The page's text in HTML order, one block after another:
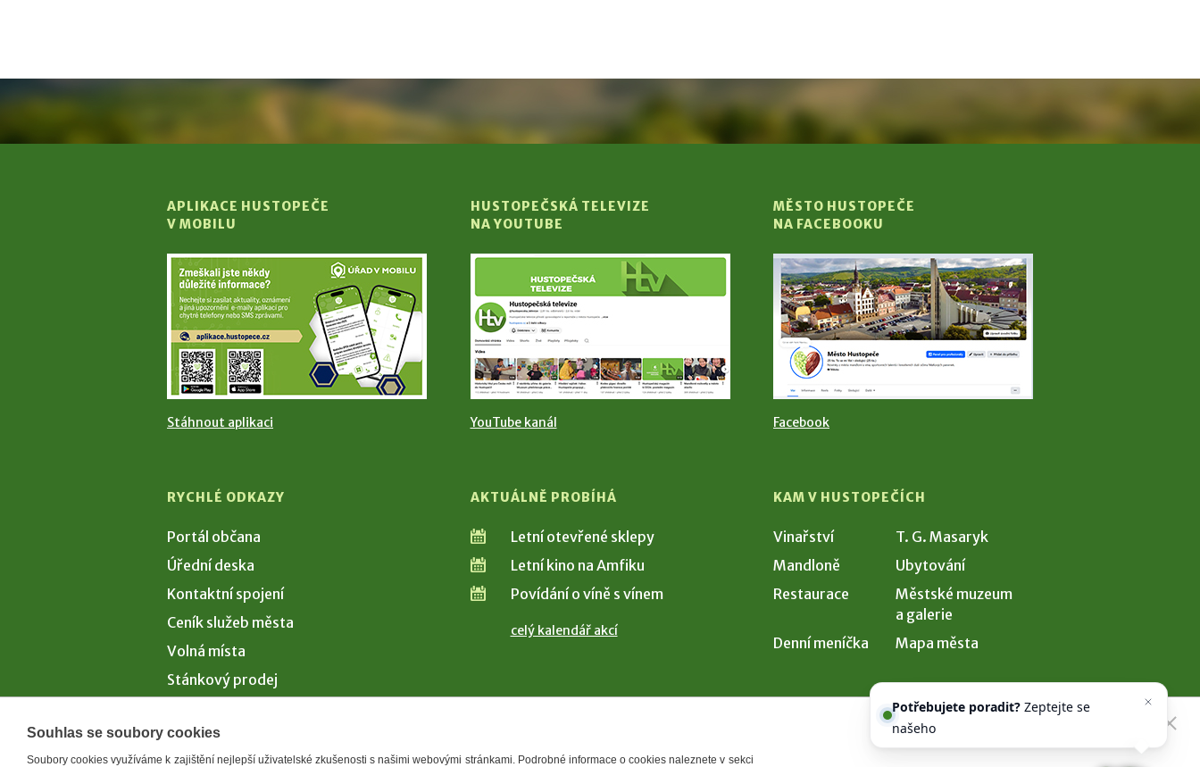
APLIKACE HUSTOPEČE
V MOBILU
Stáhnout aplikaci
HUSTOPEČSKÁ TELEVIZE
NA YOUTUBE
YouTube kanál
MĚSTO HUSTOPEČE
NA FACEBOOKU
Facebook
RYCHLÉ ODKAZY
Portál občana
Úřední deska
Kontaktní spojení
Ceník služeb města
Volná místa
Stánkový prodej
AKTUÁLNĚ PROBÍHÁ
Letní otevřené sklepy
Letní kino na Amfiku
Povídání o víně s vínem
celý kalendář akcí
KAM V HUSTOPEČÍCH
Vinařství
T. G. Masaryk
Mandloně
Ubytování
Restaurace
Městské muzeum
a galerie
Denní meníčka
Mapa města
Souhlas se soubory cookies
Soubory cookies využíváme k zajištění nejlepší uživatelské zkušenosti s našimi webovými stránkami. Podrobné informace o cookies naleznete v sekci
Potřebujete poradit?Zeptejte se
našeho asistenta